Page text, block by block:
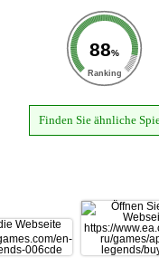
88%
Ranking
Finden Sie ähnliche